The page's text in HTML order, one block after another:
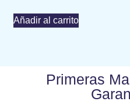
Añadir al carrito
Primeras